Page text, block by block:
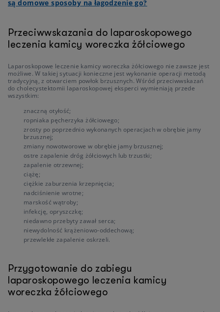
są domowe sposoby na łagodzenie go?
Przeciwwskazania do laparoskopowego
leczenia kamicy woreczka żółciowego
Laparoskopowe leczenie kamicy woreczka żółciowego nie zawsze jest
możliwe. W takiej sytuacji konieczne jest wykonanie operacji metodą
tradycyjną, z otwarciem powłok brzusznych. Wśród przeciwwskazań
do cholecystektomii laparoskopowej eksperci wymieniają przede
wszystkim:
znaczną otyłość;
ropniaka pęcherzyka żółciowego;
zrosty po poprzednio wykonanych operacjach w obrębie jamy
brzusznej;
zmiany nowotworowe w obrębie jamy brzusznej;
ostre zapalenie dróg żółciowych lub trzustki;
zapalenie otrzewnej;
ciążę;
ciężkie zaburzenia krzepnięcia;
nadciśnienie wrotne;
marskość wątroby;
infekcję, opryszczkę;
niedawno przebyty zawał serca;
niewydolność krążeniowo-oddechową;
przewlekłe zapalenie oskrzeli.
Przygotowanie do zabiegu
laparoskopowego leczenia kamicy
woreczka żółciowego